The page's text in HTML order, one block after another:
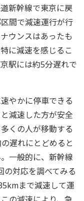
新幹線で東京に戻
間で減速運行が行
ウンスはあったも
に減速を感じるこ
駅には約5分遅れで
やかに停車できる
減速した方が安全
くの人が移動する
遅れにとどめると
一般的に、新幹線
の対応を調べてみる
まで減速して運